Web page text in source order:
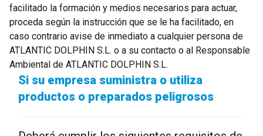
facilitado la formación y medios necesarios para actuar,
proceda según la instrucción que se le ha facilitado, en
caso contrario avise de inmediato a cualquier persona de
ATLANTIC DOLPHIN S.L. o a su contacto o al Responsable
Ambiental de ATLANTIC DOLPHIN S.L.
Si su empresa suministra o utiliza
productos o preparados peligrosos